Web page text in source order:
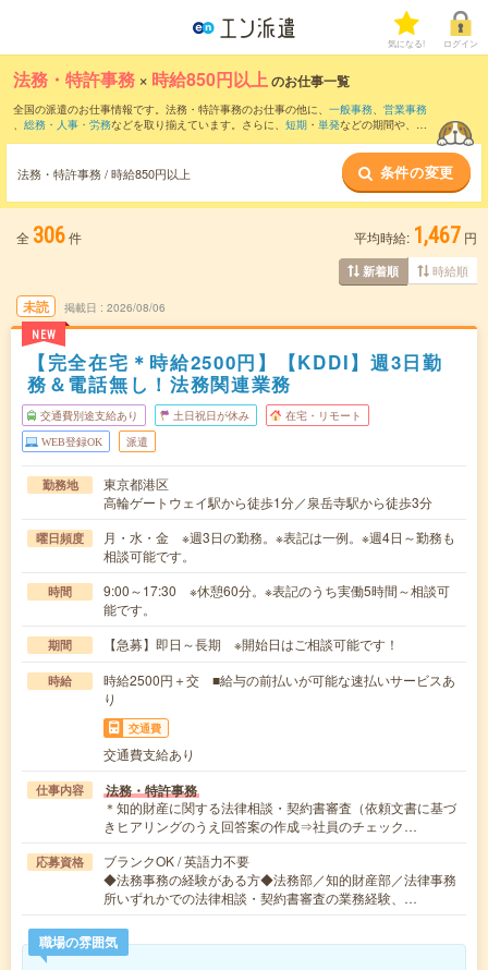
気になる! ログイン
法務・特許事務 × 時給850円以上のお仕事一覧
全国の派遣のお仕事情報です。法務・特許事務のお仕事の他に、 一般事務、 営業事務
、 総務・人事・労務などを取り揃えています。さらに、 短期 ・ 単発などの期間や、 職
法務・特許事務 / 時給850円以上 条件の変更
全 306件 平均時給: 1,467 円
新着順 時給順
未読
NEW
掲載日 2026/08/06
【完全在宅＊時給2500円】【KDDI】週3日勤
務＆電話無し！法務関連業務
交通費別途支給あり 土日祝日が休み 在宅・リモート
WEB登録OK 派遣
勤務地
東京都港区
高輪ゲートウェイ駅から徒歩1分／泉岳寺駅から徒歩3分
曜日頻度
月・水・金 ※週3日の勤務。※表記は一例。※週4日～勤務も
相談可能です。
時間
9:00～17:30 ※休憩60分。※表記のうち実働5時間～相談可
能です。
期間 【急募】即日～長期 ※開始日はご相談可能です！
時給
時給2500円＋交 ■給与の前払いが可能な速払いサービスあ
り
交通費
交通費支給あり
仕事内容 法務・特許事務
＊知的財産に関する法律相談・契約書審査（依頼文書に基づ
きヒアリングのうえ回答案の作成⇒社員のチェック…
応募資格
ブランクOK / 英語力不要
◆法務事務の経験がある方◆法務部／知的財産部／法律事務
所いずれかでの法律相談・契約書審査の業務経験、…
職場の雰囲気